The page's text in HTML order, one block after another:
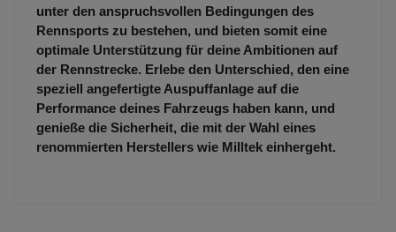
unter den anspruchsvollen Bedingungen des
Rennsports zu bestehen, und bieten somit eine
optimale Unterstützung für deine Ambitionen auf
der Rennstrecke. Erlebe den Unterschied, den eine
speziell angefertigte Auspuffanlage auf die
Performance deines Fahrzeugs haben kann, und
genieße die Sicherheit, die mit der Wahl eines
renommierten Herstellers wie Milltek einhergeht.